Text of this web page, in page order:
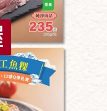
安 共同購買